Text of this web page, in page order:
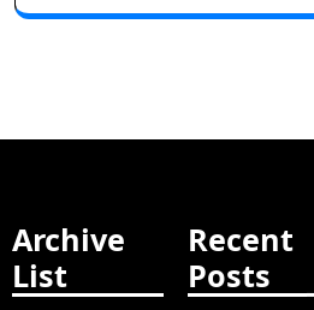
Archive
List
Recent
Posts